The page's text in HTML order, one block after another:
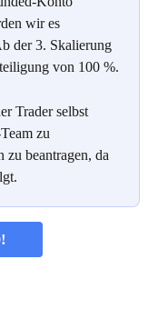
wir es
der 3. Skalierung
von 100 %.
Trader selbst
zu
zu beantragen, da